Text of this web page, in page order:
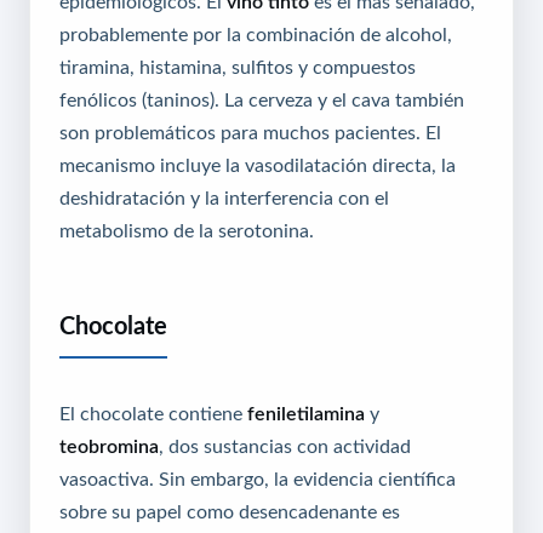
probablemente por la combinación de alcohol,
tiramina, histamina, sulfitos y compuestos
fenólicos (taninos). La cerveza y el cava también
son problemáticos para muchos pacientes. El
mecanismo incluye la vasodilatación directa, la
deshidratación y la interferencia con el
metabolismo de la serotonina.
Chocolate
El chocolate contiene feniletilamina y
teobromina, dos sustancias con actividad
vasoactiva. Sin embargo, la evidencia científica
sobre su papel como desencadenante es